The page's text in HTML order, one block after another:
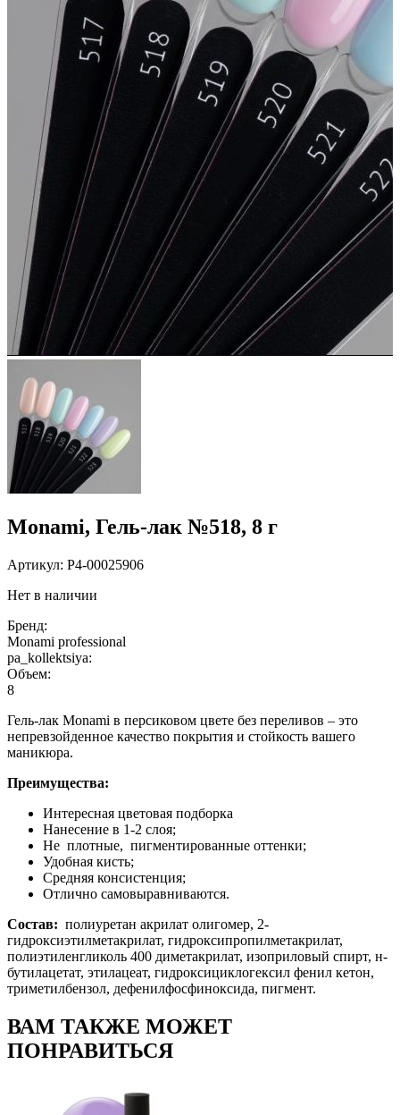
Monami, Гель-лак №518, 8 г
Артикул: P4-00025906
Нет в наличии
Бренд:
Monami professional
pa_kollektsiya:
Объем:
8
Гель-лак Monami в персиковом цвете без переливов – это
непревзойденное качество покрытия и стойкость вашего
маникюра.
Преимущества:
Интересная цветовая подборка
Нанесение в 1-2 слоя;
Не плотные, пигментированные оттенки;
Удобная кисть;
Средняя консистенция;
Отлично самовыравниваются.
Состав: полиуретан акрилат олигомер, 2-
гидроксиэтилметакрилат, гидроксипропилметакрилат,
полиэтиленгликоль 400 диметакрилат, изоприловый спирт, н-
бутилацетат, этилацеат, гидроксициклогексил фенил кетон,
триметилбензол, дефенилфосфиноксида, пигмент.
ВАМ ТАКЖЕ МОЖЕТ
ПОНРАВИТЬСЯ